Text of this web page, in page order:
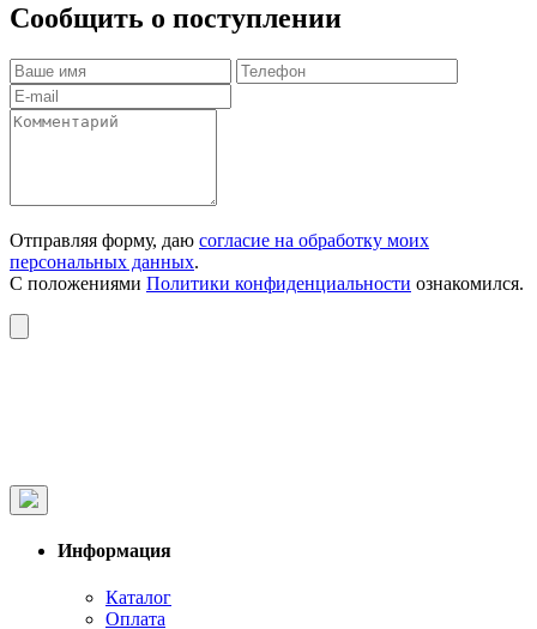
Сообщить о поступлении
Отправляя форму, даю согласие на обработку моих
персональных данных.
С положениями Политики конфиденциальности ознакомился.
Информация
Каталог
Оплата